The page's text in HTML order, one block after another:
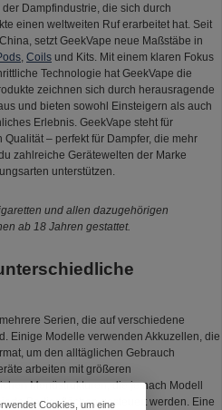
Dampfindustrie, die sich durch
einen weltweiten Ruf erarbeitet hat. Seit
setzt GeekVape neue Maßstäbe in
Coils und Kits. Mit einem klaren Fokus
Technologie hat GeekVape die
zeichnen sich durch herausragende
und bieten sowohl Einsteigern als auch
Erlebnis. GeekVape steht für
– perfekt für Dampfer, die mehr
zahlreiche Gerätewelten der Marke
unterstützen.
und allen dazugehörigen
ab 18 Jahren gestattet.
Serien, die auf verschiedene
Einige Modelle verwenden Akkuzellen, die
um den alltäglichen Gebrauch
arbeiten mit größeren
Menüstrukturen, die je nach Modell
Bedienflächen gesteuert werden. Eine
Cookies, um eine